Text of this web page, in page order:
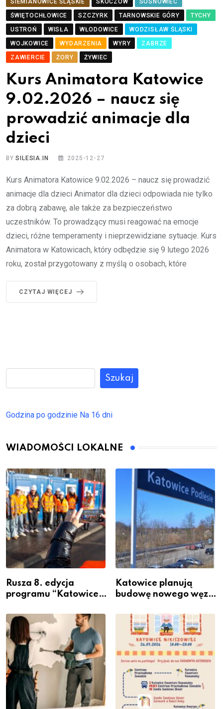
SIEMIANOWICE ŚLĄSKIE SKOCZÓW
SOSNOWIEC
ŚWIĘTOCHŁOWICE
SZCZYRK TARNOWSKIE GÓRY
TYCHY
USTROŃ
WISŁA WŁODOWICE
WODZISŁAW ŚLĄSKI
WOJKOWICE
WYDARZENIA WYRY
ZABRZE
ZAWIERCIE
ŻORY ŻYWIEC
Kurs Animatora Katowice
9.02.2026 – naucz się
prowadzić animacje dla
dzieci
BYSILESIA.IN 2025-12-27
Kurs Animatora Katowice 9.02.2026 – naucz się prowadzić
animacje dla dzieci Animator dla dzieci odpowiada nie tylko
za dobrą zabawę, ale także za bezpieczeństwo
uczestników. To prowadzący musi reagować na emocje
dzieci, różne temperamenty i nieprzewidziane sytuacje. Kurs
Animatora w Katowicach, który odbędzie się 9 lutego 2026
roku, został przygotowany z myślą o osobach, które
CZYTAJ WIĘCEJ
Szukaj
Godzina po godzinie Na 16 dni
WIADOMOŚCI LOKALNE
Rusza 8. edycja
programu “Katowice
– nabór dla
przedsiębiorców
Katowice planują
budowę nowego węzła
Podlesiu